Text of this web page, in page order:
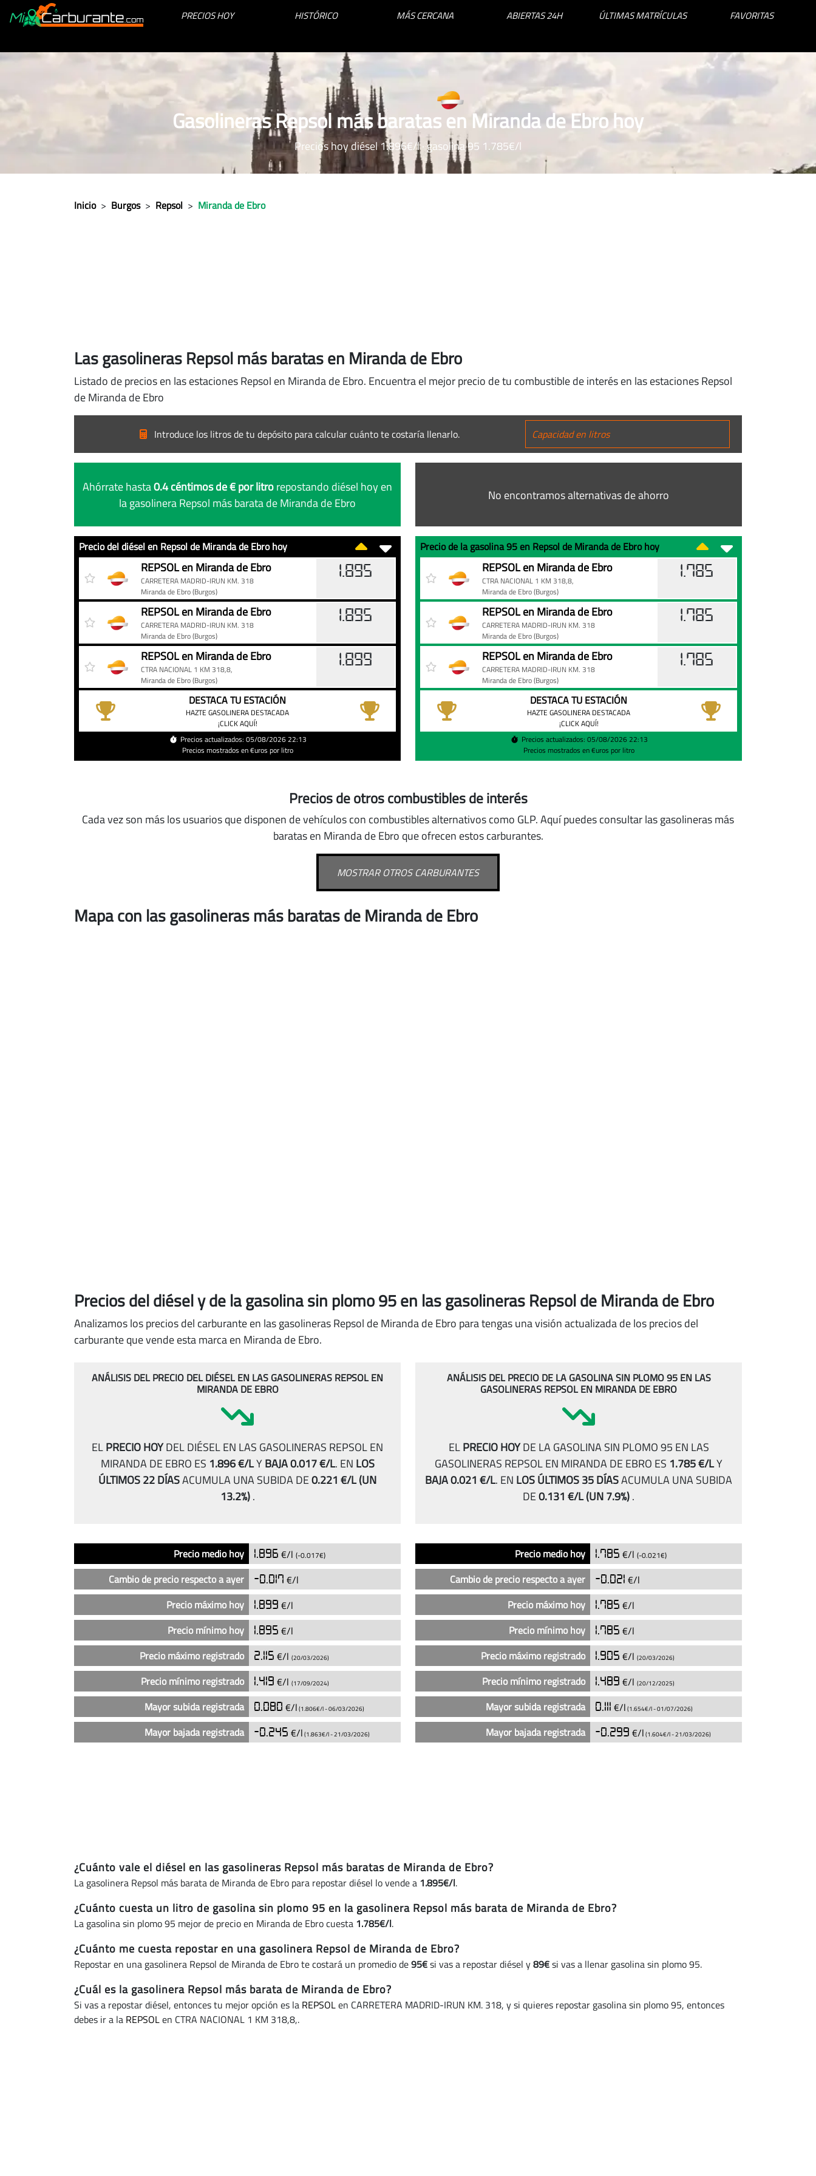
PRECIOS HOY HISTÓRICO MÁS CERCANA ABIERTAS 24H ÚLTIMAS MATRÍCULAS FAVORITAS
Gasolineras Repsol más baratas en Miranda de Ebro hoy
Precios hoy diésel 1.896€/l · gasolina 95 1.785€/l
Inicio > Burgos > Repsol > Miranda de Ebro
Las gasolineras Repsol más baratas en Miranda de Ebro
Listado de precios en las estaciones Repsol en Miranda de Ebro. Encuentra el mejor precio de tu combustible de interés en las estaciones Repsol
de Miranda de Ebro
Introduce los litros de tu depósito para calcular cuánto te costaría llenarlo.
Ahórrate hasta0.4 céntimos de € por litrorepostando diésel hoy en
la gasolinera Repsol más barata de Miranda de Ebro
Precio del diésel en Repsol de Miranda de Ebro hoy
del
Repsol
de
hoy
PrecioREPSOL en Miranda de Ebro
CARRETERA MADRID-IRUN KM. 318
Miranda de Ebro(Burgos)
1.895
REPSOL en Miranda de Ebro
CARRETERA MADRID-IRUN KM. 318
Miranda de Ebro(Burgos)
1.895
REPSOL en Miranda de Ebro
CTRA NACIONAL 1 KM 318,8,
Miranda de Ebro(Burgos)
1.899
DESTACA TU ESTACIÓN
HAZTE GASOLINERA DESTACADA
¡CLICK AQUÍ!
Precios actualizados: 05/08/2026 22:13
Precios mostrados en €uros por litro
No encontramos alternativas de ahorro
Precio de la gasolina 95 en Repsol de Miranda de Ebro hoy
de
95
de
de
Ebro
PrecioREPSOL en Miranda de Ebro
CTRA NACIONAL 1 KM 318,8,
Miranda de Ebro(Burgos)
1.785
REPSOL en Miranda de Ebro
CARRETERA MADRID-IRUN KM. 318
Miranda de Ebro(Burgos)
1.785
REPSOL en Miranda de Ebro
CARRETERA MADRID-IRUN KM. 318
Miranda de Ebro(Burgos)
1.785
DESTACA TU ESTACIÓN
HAZTE GASOLINERA DESTACADA
¡CLICK AQUÍ!
Precios actualizados: 05/08/2026 22:13
Precios mostrados en €uros por litro
Precios de otros combustibles de interés
Cada vez son más los usuarios que disponen de vehículos con combustibles alternativos como GLP. Aquí puedes consultar las gasolineras más
baratas en Miranda de Ebro que ofrecen estos carburantes.
MOSTRAR OTROS CARBURANTES
Mapa con las gasolineras más baratas de Miranda de Ebro
Precios del diésely de la gasolina sin plomo 95en las gasolineras Repsol de Miranda de Ebro
Analizamos los precios del carburante en las gasolineras Repsol de Miranda de Ebro para tengas una visión actualizada de los precios del
carburante que vende esta marca en Miranda de Ebro.
ANÁLISIS DEL PRECIO DEL DIÉSEL EN LAS GASOLINERAS REPSOL EN
MIRANDA DE EBRO
ELPRECIO HOYDEL DIÉSEL EN LAS GASOLINERAS REPSOL EN
MIRANDA DE EBRO ES 1.896 €/LYBAJA 0.017 €/L. EN LOS
ÚLTIMOS 22 DÍASACUMULA UNA SUBIDA DE0.221 €/L(UN
13.2%).
Análisis
del
en
gasolineras
Miranda
Ebro
Precio medio hoy 1.896 €/l (-0.017€)
Cambio de precio respecto a ayer -0.017 €/l
Precio máximo hoy
1.899 €/l
Precio mínimo hoy
1.895 €/l
Precio máximo registrado
2.115 €/l (20/03/2026)
Precio mínimo registrado 1.419 €/l (17/09/2024)
Mayor subida registrada 0.080 €/l (1.806€/l -06/03/2026)
Mayor bajada registrada -0.245 €/l (1.863€/l -21/03/2026)
ANÁLISIS DEL PRECIO DE LA GASOLINA SIN PLOMO 95 EN LAS
GASOLINERAS REPSOL EN MIRANDA DE EBRO
ELPRECIO HOYDE LA GASOLINA SIN PLOMO 95 EN LAS
GASOLINERAS REPSOL EN MIRANDA DE EBRO ES 1.785 €/LY
BAJA 0.021 €/L. EN LOS ÚLTIMOS 35 DÍASACUMULA UNA SUBIDA
DE0.131 €/L(UN 7.9%).
Análisis
de
gasolina
plomo
las
Repsol
Precio medio hoy 1.785 €/l (-0.021€)
Cambio de precio respecto a ayer -0.021 €/l
Precio máximo hoy
1.785 €/l
Precio mínimo hoy
1.785 €/l
Precio máximo registrado
1.905 €/l (20/03/2026)
Precio mínimo registrado 1.489 €/l (20/12/2025)
Mayor subida registrada 0.111 €/l (1.654€/l -01/07/2026)
Mayor bajada registrada -0.299 €/l (1.604€/l -21/03/2026)
¿Cuánto vale el diésel en las gasolineras Repsol más baratas de Miranda de Ebro?
La gasolinera Repsol más barata de Miranda de Ebro para repostar diésel lo vende a 1.895€/l.
¿Cuánto cuesta un litro de gasolina sin plomo 95 en la gasolinera Repsol más barata de Miranda de Ebro?
La gasolina sin plomo 95 mejor de precio en Miranda de Ebro cuesta 1.785€/l.
¿Cuánto me cuesta repostar en una gasolinera Repsol de Miranda de Ebro?
Repostar en una gasolinera Repsol de Miranda de Ebro te costará un promedio de95€si vas a repostar diésel y89€si vas a llenar gasolina sin plomo 95.
¿Cuál es la gasolinera Repsol más barata de Miranda de Ebro?
Si vas a repostar diésel, entonces tu mejor opción es la REPSOLen CARRETERA MADRID-IRUN KM. 318, y si quieres repostar gasolina sin plomo 95, entonces
debes ir a la REPSOLen CTRA NACIONAL 1 KM 318,8,.